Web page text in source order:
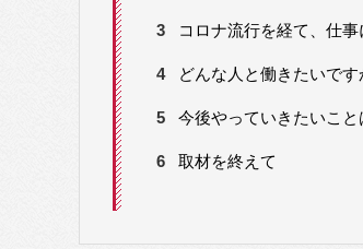
3 コロナ流行を経て、仕
4 どんな人と働きたいです
5 今後やっていきたいこと
6 取材を終えて